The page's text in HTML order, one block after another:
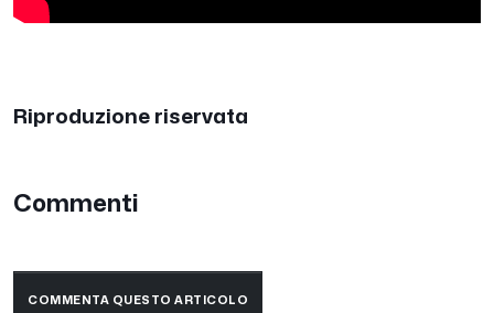
Riproduzione riservata
Commenti
COMMENTA QUESTO ARTICOLO